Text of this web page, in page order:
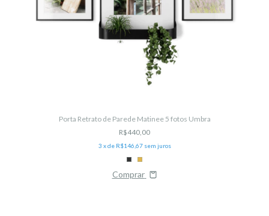
Porta Retrato de Parede Matinee 5 fotos Umbra
R$440,00
3 x de R$146,67 sem juros
Comprar